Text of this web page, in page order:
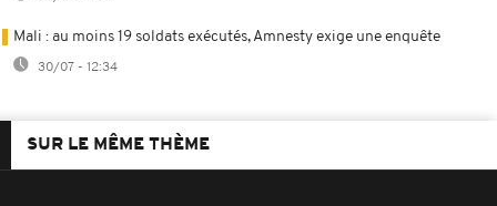
Mali : au moins 19 soldats exécutés, Amnesty exige une enquête
30/07 - 12:34
SUR LE MÊME THÈME